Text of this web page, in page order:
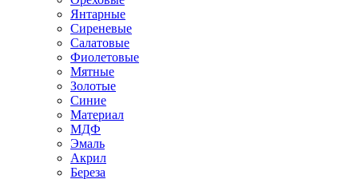
Янтарные
Сиреневые
Салатовые
Фиолетовые
Мятные
Золотые
Синие
Материал
МДФ
Эмаль
Акрил
Береза